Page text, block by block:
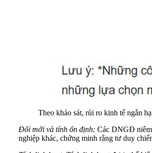
Theo khảo sát, rủi ro kinh tế ngắn
Đổi mới và tính ổn định: Các DNGĐ niêm
nghiệp khác, chứng minh rằng tư duy